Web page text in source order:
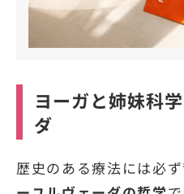
ヨーガと姉妹科
ダ
歴史のある療法には必ず